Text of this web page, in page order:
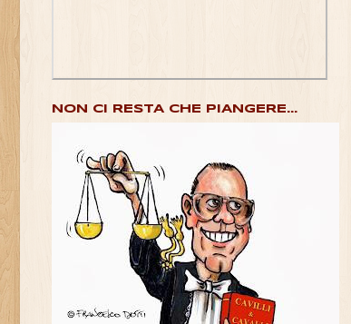
NON CI RESTA CHE PIANGERE...